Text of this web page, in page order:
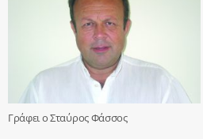
Γράφει ο Σταύρος Φάσσος